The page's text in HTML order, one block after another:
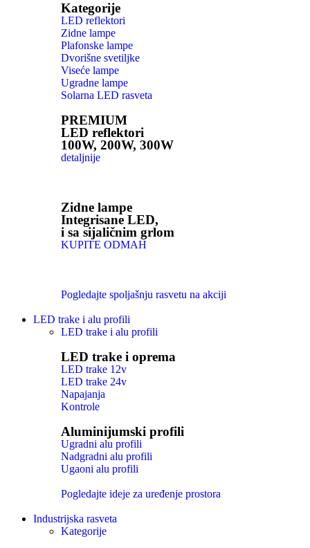
Kategorije
LED reflektori
Zidne lampe
Plafonske lampe
Dvorišne svetiljke
Viseće lampe
Ugradne lampe
Solarna LED rasveta
PREMIUM
LED reflektori
100W, 200W, 300W
detaljnije
Zidne lampe
Integrisane LED,
i sa sijaličnim grlom
KUPITE ODMAH
Pogledajte spoljašnju rasvetu na akciji
LED trake i alu profili
LED trake i alu profili
LED trake i oprema
LED trake 12v
LED trake 24v
Napajanja
Kontrole
Aluminijumski profili
Ugradni alu profili
Nadgradni alu profili
Ugaoni alu profili
Pogledajte ideje za uređenje prostora
Industrijska rasveta
Kategorije